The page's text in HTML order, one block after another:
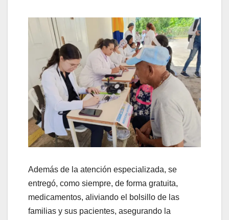
Además de la atención especializada, se
entregó, como siempre, de forma gratuita,
medicamentos, aliviando el bolsillo de las
familias y sus pacientes, asegurando la